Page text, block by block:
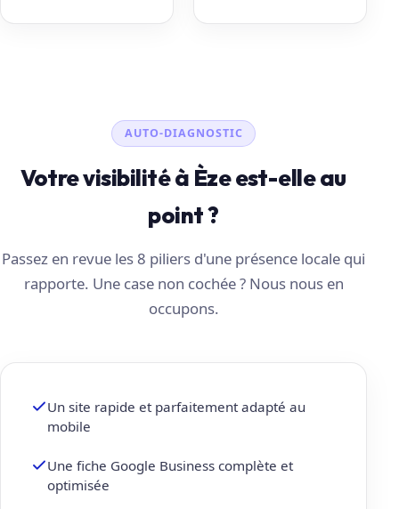
AUTO-DIAGNOSTIC
Votre visibilité à Èze est-elle au
point ?
Passez en revue les 8 piliers d'une présence locale qui
rapporte. Une case non cochée ? Nous nous en
occupons.
Un site rapide et parfaitement adapté au
mobile
Une fiche Google Business complète et
optimisée